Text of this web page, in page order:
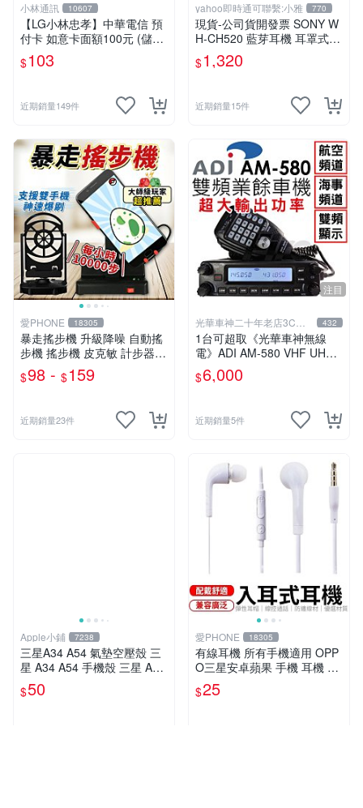
小林通訊 10607
【LG小林忠孝】中華電信 預
付卡 如意卡面額100元 (儲值
卡/補充卡)
$103
近期銷量149件
yahoo即時通可聯繫:小雅 770
現貨-公司貨開發票 SONY W
H-CH520 藍芽耳機 耳罩式耳
機 WHCH520【小雅3C】台
中
$1,320
近期銷量15件
愛PHONE 18305
暴走搖步機 升級降噪 自動搖
步機 搖步機 皮克敏 計步器
刷步機 種花神器 搖擺器 寶可
夢走路機 刷步器 寶可夢走路
$98 - $159
近期銷量23件
注目
光華車神二十年老店3C賣
場
432
1台可超取《光華車神無線
電》ADI AM-580 VHF UHF
雙頻車機~雙顯雙收 內建航海
頻道 AM580
$6,000
近期銷量5件
Apple小鋪 7238
三星A34 A54 氣墊空壓殼 三
星 A34 A54 手機殼 三星 A34
A54 透明保護套
$50
愛PHONE 18305
有線耳機 所有手機適用 OPP
O三星安卓蘋果 手機 耳機 有
線耳機 手機電腦 聽歌講電話
贈禮品 輕便耳機 運動耳機
$25